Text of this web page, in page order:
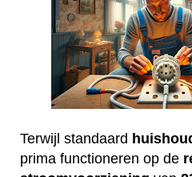
Terwijl standaard
prima functioneren op de